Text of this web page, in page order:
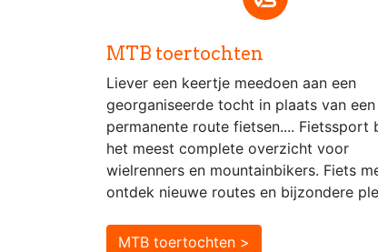
MTB toertochten
Liever een keertje meedoen aan een
georganiseerde tocht in plaats van een
permanente route fietsen.... Fietssport
het meest complete overzicht voor
wielrenners en mountainbikers. Fiets
ontdek nieuwe routes en bijzondere
MTB toertochten >